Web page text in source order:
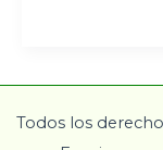
Todos los